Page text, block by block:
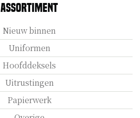
Assortiment
Nieuw binnen
Uniformen
Hoofddeksels
Uitrustingen
Papierwerk